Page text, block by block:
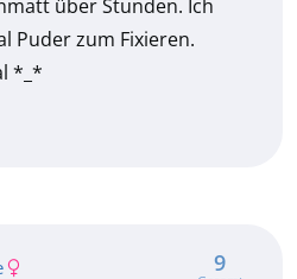
über Stunden. Ich
Puder zum Fixieren.
*_*
9